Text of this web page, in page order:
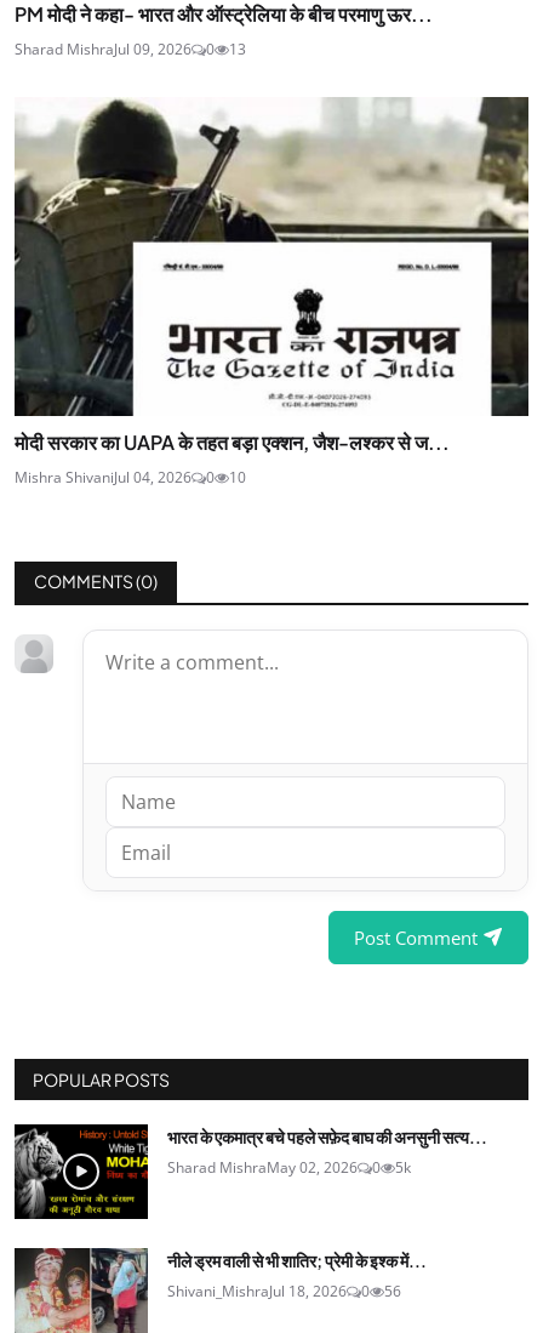
PM मोदी ने कहा- भारत और ऑस्ट्रेलिया के बीच परमाणु ऊर...
Sharad MishraJul 09, 2026 0 13
मोदी सरकार का UAPA के तहत बड़ा एक्शन, जैश-लश्कर से ज...
Mishra ShivaniJul 04, 2026 0 10
COMMENTS (0)
Post Comment
POPULAR POSTS
भारत के एकमात्र बचे पहले सफ़ेद बाघ की अनसुनी सत्य...
Sharad MishraMay 02, 2026 0 5k
नीले ड्रम वाली से भी शातिर; प्रेमी के इश्‍क में...
Shivani_MishraJul 18, 2026 0 56